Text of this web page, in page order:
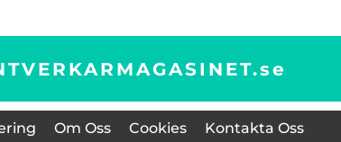
se
Om Oss Cookies Kontakta Oss